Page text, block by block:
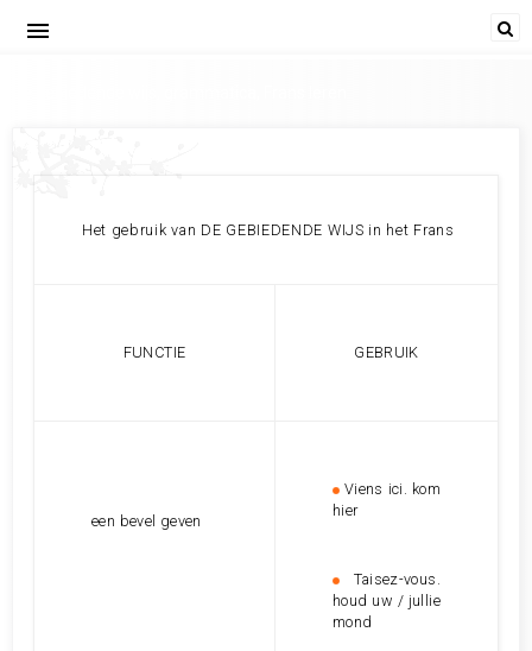
menu
Het gebruik van DE GEBIEDENDE WIJS in het Frans
FUNCTIE GEBRUIK
een bevel geven
Viens ici. kom
hier
Taisez-vous.
houd uw / jullie
mond